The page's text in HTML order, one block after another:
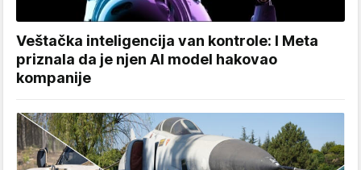
Veštačka inteligencija van kontrole: I Meta
priznala da je njen AI model hakovao
kompanije